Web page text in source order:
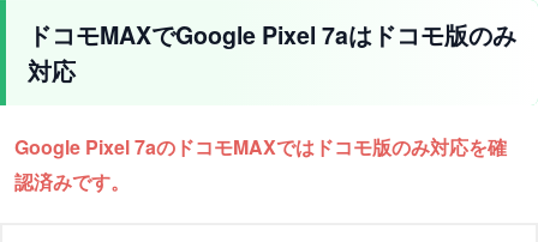
ドコモMAXでGoogle Pixel 7aはドコモ版のみ
対応
Google Pixel 7aのドコモMAXではドコモ版のみ対応を確
認済みです。